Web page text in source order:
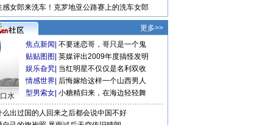
感女郎来洗车！克罗地亚公路赛上的洗车女郎
更多>>
水
焦点新闻 不要迷恋哥，哥只是一个鬼
贴贴图图 英媒评出2009年度搞怪发明
娱乐旮旯 当红明星不仅仅是名利双收
情感世界 后悔嫁给这样一个山西男人
型男索女 小糖精归来，在海边轻轻舞
么出过国的人回来之后都会说中国不好